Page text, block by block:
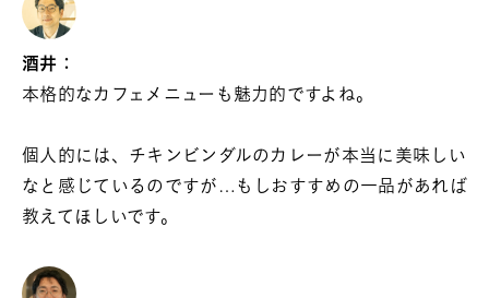
酒井：
本格的なカフェメニューも魅力的ですよね。
個人的には、チキンビンダルのカレーが本当に美味しい
なと感じているのですが…もしおすすめの一品があれば
教えてほしいです。